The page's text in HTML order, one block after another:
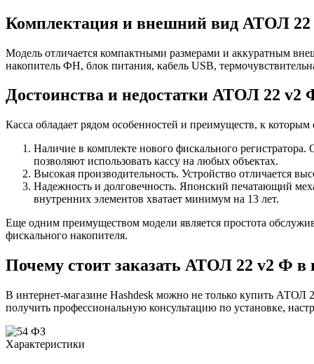
Комплектация и внешний вид АТОЛ
Модель отличается компактными размерами и аккуратным
накопитель ФН, блок питания, кабель USB,
Достоинства и недостатки АТОЛ 22 v2
Касса обладает рядом особенностей и преимуществ, к которым
Наличие в комплекте нового фискального
позволяют использовать кассу на любых объектах.
Высокая производительность. Устройство отличается
Надежность и долговечность. Японский печатающий
внутренних элементов хватает минимум на 13 лет.
Еще одним преимуществом модели является простота
фискального накопителя.
Почему стоит заказать АТОЛ 22 v2 Ф в
В интернет-магазине Hashdesk можно не только купить
получить профессиональную консультацию по установке,
Характеристики